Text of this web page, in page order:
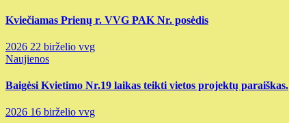
Kviečiamas Prienų r. VVG PAK Nr. posėdis
2026 22 birželio vvg
Naujienos
Baigėsi Kvietimo Nr.19 laikas teikti vietos projektų paraiškas.
2026 16 birželio vvg